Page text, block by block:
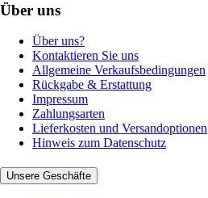
Über uns
Über uns?
Kontaktieren Sie uns
Allgemeine Verkaufsbedingungen
Rückgabe & Erstattung
Impressum
Zahlungsarten
Lieferkosten und Versandoptionen
Hinweis zum Datenschutz
Unsere Geschäfte